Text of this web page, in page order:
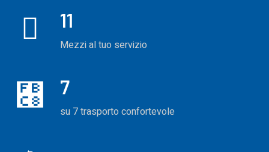
11
Mezzi al tuo servizio
7
su 7 trasporto confortevole